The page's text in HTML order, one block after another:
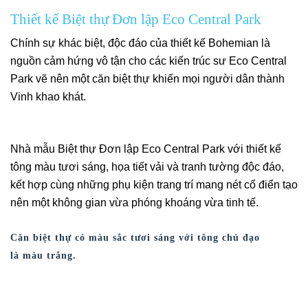
Thiết kế Biệt thự Đơn lập Eco Central Park
Chính sự khác biệt, độc đáo của thiết kế Bohemian là
nguồn cảm hứng vô tận cho các kiến trúc sư Eco Central
Park vẽ nên một căn biệt thự khiến mọi người dân thành
Vinh khao khát.
Nhà mẫu Biệt thự Đơn lập Eco Central Park với thiết kế
tông màu tươi sáng, họa tiết vải và tranh tường độc đáo,
kết hợp cùng những phụ kiện trang trí mang nét cổ điển tạo
nên một không gian vừa phóng khoáng vừa tinh tế.
Căn biệt thự có màu sắc tươi sáng với tông chủ đạo
là màu trắng.